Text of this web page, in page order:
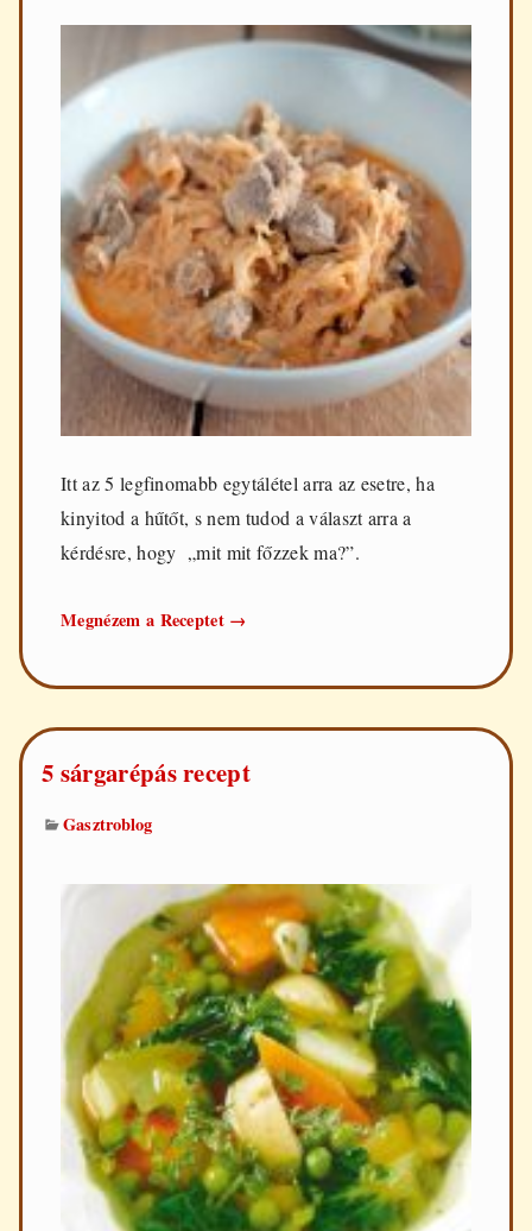
Itt az 5 legfinomabb egytálétel arra az esetre, ha
kinyitod a hűtőt, s nem tudod a választ arra a
kérdésre, hogy „mit mit főzzek ma?”.
Megnézem a Receptet Az
→
5 sárgarépás recept
Gasztroblog